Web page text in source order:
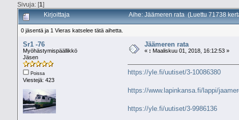
Sivuja: [1]
Kirjoittaja Aihe: Jäämeren rata (Luettu 71738
0 jäsentä ja 1 Vieras katselee tätä aihetta.
Sr1 -76
Myöhästymispäällikkö
Jäsen
Poissa
Viestejä: 423
Jäämeren rata
« : Maaliskuu 01, 2018, 16:12:53 »
https://yle.fi/uutiset/3-10086380
https://www.lapinkansa.fi/lappi/
https://yle.fi/uutiset/3-9986136